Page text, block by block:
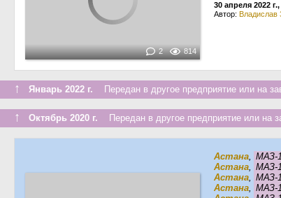
2 814
30 апреля 2022
Автор: Владислав
↑ Январь 2022 г. Передан в другое предприятие или на
↑ Октябрь 2020 г. Передан в другое предприятие или на
Астана, МАЗ-
Астана, МАЗ-
Астана, МАЗ-
Астана, МАЗ-